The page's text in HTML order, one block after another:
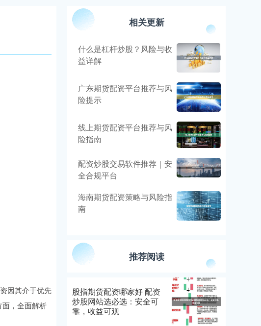
因其介于优先
，全面解析
相关更新
什么是杠杆炒股？风险与收
益详解
广东期货配资平台推荐与风
险提示
线上期货配资平台推荐与风
险指南
配资炒股交易软件推荐｜安
全合规平台
海南期货配资策略与风险指
南
推荐阅读
股指期货配资哪家好 配资
炒股网站选必选：安全可
靠，收益可观